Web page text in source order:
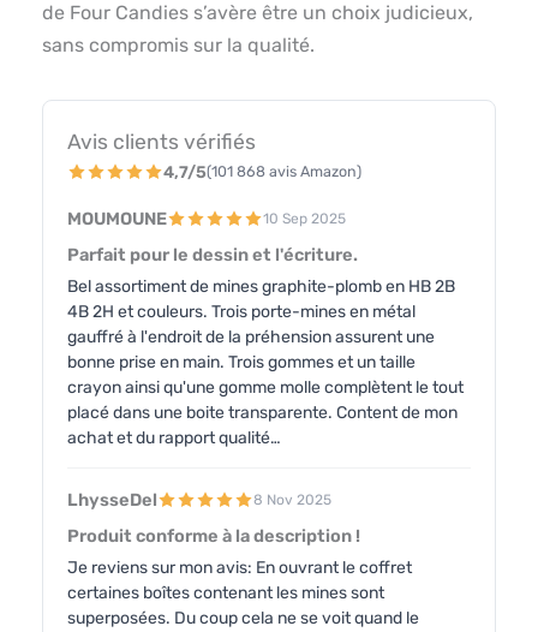
de Four Candies s’avère être un choix judicieux,
sans compromis sur la qualité.
Avis clients vérifiés
4,7/5(101 868 avis Amazon)
MOUMOUNE 10 Sep 2025
Parfait pour le dessin et l'écriture.
Bel assortiment de mines graphite-plomb en HB 2B
4B 2H et couleurs. Trois porte-mines en métal
gauffré à l'endroit de la préhension assurent une
bonne prise en main. Trois gommes et un taille
crayon ainsi qu'une gomme molle complètent le tout
placé dans une boite transparente. Content de mon
achat et du rapport qualité…
LhysseDel 8 Nov 2025
Produit conforme à la description !
Je reviens sur mon avis: En ouvrant le coffret
certaines boîtes contenant les mines sont
superposées. Du coup cela ne se voit quand le